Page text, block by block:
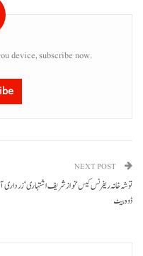
device, subscribe now.
NEXT POST
توشہ خانہ ریفرنس کیس‘ نوازشریف اشتہاری‘ زرداری آ
ڈوہ بیٹ